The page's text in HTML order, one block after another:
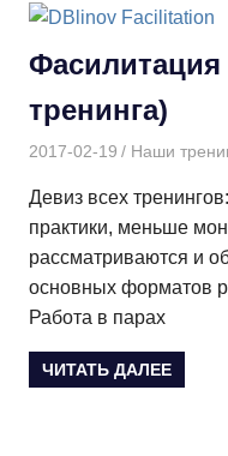
Фасилитация
тренинга)
2017-02-19 Дмитрий
Наши
Девиз всех
практики, меньше
рассматриваются и
основных форматов
Работа в парах
ЧИТАТЬ ДАЛЕЕ